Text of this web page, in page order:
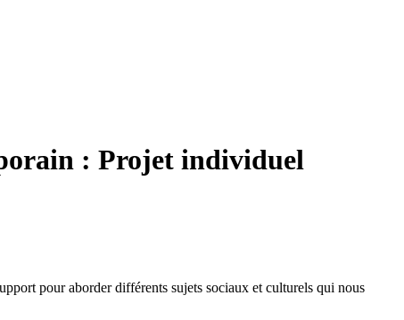
: Projet individuel
pour aborder différents sujets sociaux et culturels qui nous